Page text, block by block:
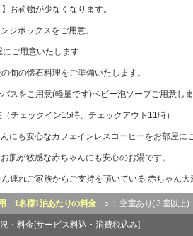
お荷物が少なくなります。
ジボックスをご用意。
ご用意いたします
旬の懐石料理をご準備いたします。
スをご用意(軽量です)ベビー泡ソープご用意し
チェックイン15時、チェックアウト11時）
にも安心なカフェインレスコーヒーをお部屋に
肌が敏感な赤ちゃんにも安心のお湯です。
連れご家族からご支持を頂いている 赤ちゃん大
1名様1泊あたりの料金○ ： 空室あり( 3 室以上)
・料金[サービス料込・消費税込み]